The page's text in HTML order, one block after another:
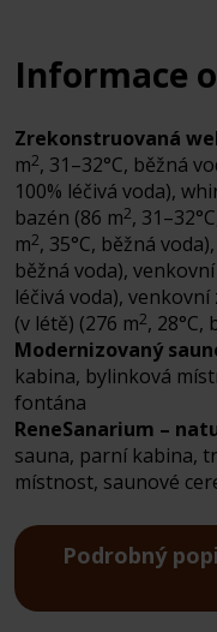
Informace
Zrekonstruovaná
m2, 31–32°C, běžná
100% léčivá voda),
bazén (86 m2,
m2, 35°C, běžná
běžná voda),
léčivá voda),
(v létě) (276 m2, 28°C,
Modernizovaný
kabina, bylinková
fontána
ReneSanarium –
sauna, parní kabina,
místnost, saunové
Podrobný